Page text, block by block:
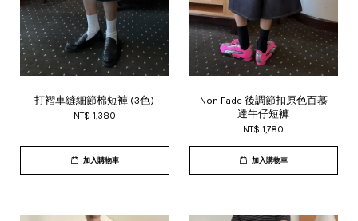
打褶車縫細節棉短褲 (3色)
NT$ 1,380
加入購物車
Non Fade 後調節扣原色百慕
達牛仔短褲
NT$ 1,780
加入購物車